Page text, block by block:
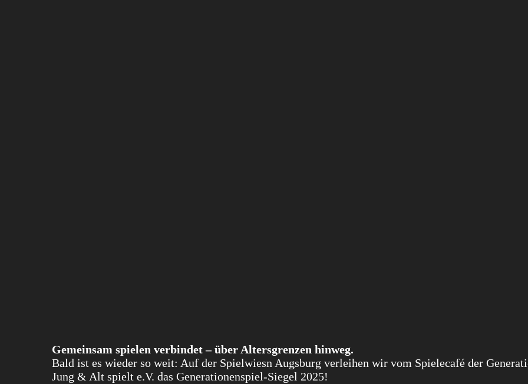
Gemeinsam spielen verbindet – über Altersgrenzen hinweg.
Bald ist es wieder so weit: Auf der Spielwiesn Augsburg verleihen wir vom Spielecafé der
Jung & Alt spielt e.V. das Generationenspiel-Siegel 2025!